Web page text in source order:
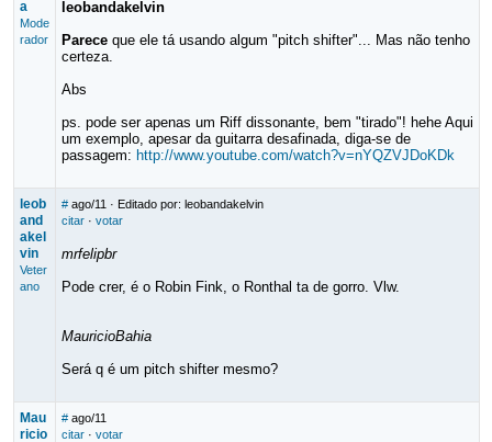
a
Mode
rador
leobandakelvin
Pareceque ele tá usando algum "pitch shifter"... Mas não tenho
certeza.
Abs
ps. pode ser apenas um Riff dissonante, bem "tirado"! hehe Aqui
um exemplo, apesar da guitarra desafinada, diga-se de
passagem: http://www.youtube.com/watch?v=nYQZVJDoKDk
leob
and
akel
vin
Veter
ano
# ago/11 · Editado por: leobandakelvin
citar· votar
mrfelipbr
Pode crer, é o Robin Fink, o Ronthal ta de gorro. Vlw.
MauricioBahia
Será q é um pitch shifter mesmo?
Mau
ricio
# ago/11
citar· votar